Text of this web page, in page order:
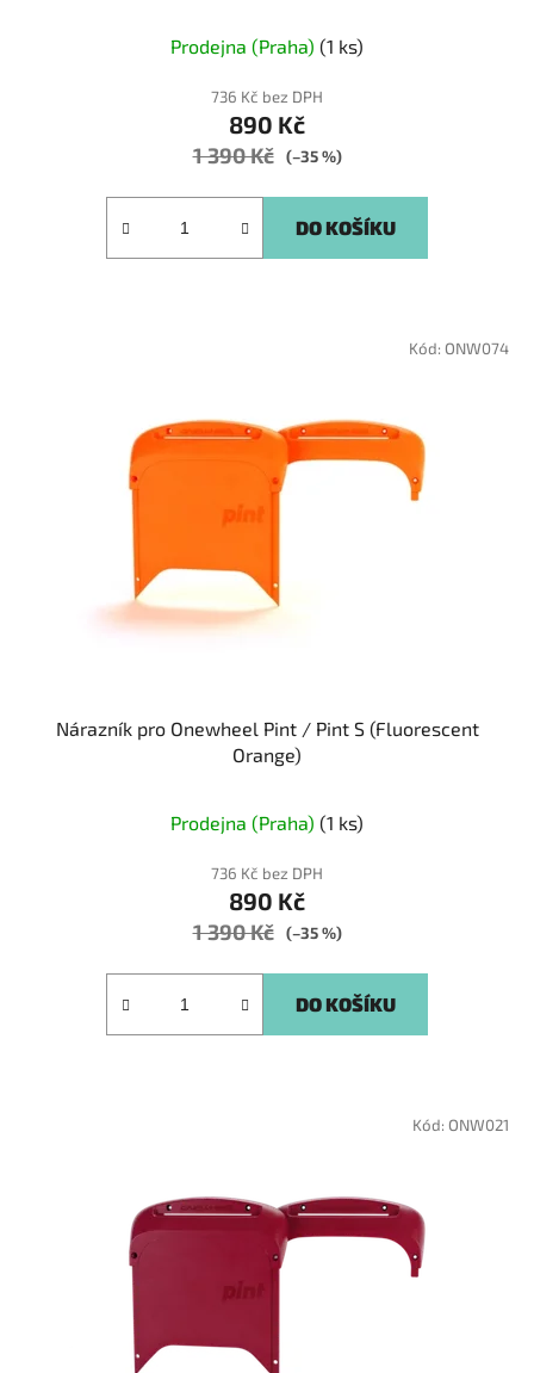
Prodejna (Praha) (1 ks)
736 Kč bez DPH
890 Kč
1 390 Kč (–35 %)
DO KOŠÍKU
Nárazník pro Onewheel Pint / Pint S (Fluorescent
Orange)
Prodejna (Praha) (1 ks)
736 Kč bez DPH
890 Kč
1 390 Kč (–35 %)
DO KOŠÍKU
Kód: ONW074
Kód: ONW021